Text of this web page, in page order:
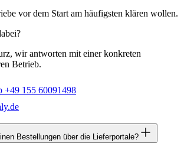
vor dem Start am häufigsten klären wollen.
wir antworten mit einer konkreten
Betrieb.
+49 155 60091498
Bestellungen über die Lieferportale?